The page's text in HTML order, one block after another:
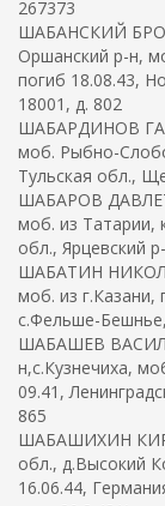
267373
ШАБАНСКИЙ
Оршанский р-н,
погиб 18.08.43,
18001, д. 802
ШАБАРДИНОВ
моб. Рыбно-
Тульская обл.,
ШАБАРОВ ДАВЛЕТ
моб. из Татарии,
обл., Ярцевский
ШАБАТИН
моб. из г.Казани,
с.Фельше-
ШАБАШЕВ
н,с.Кузнечиха,
09.41,
865
ШАБАШИХИН
обл., д.Высокий
16.06.44,